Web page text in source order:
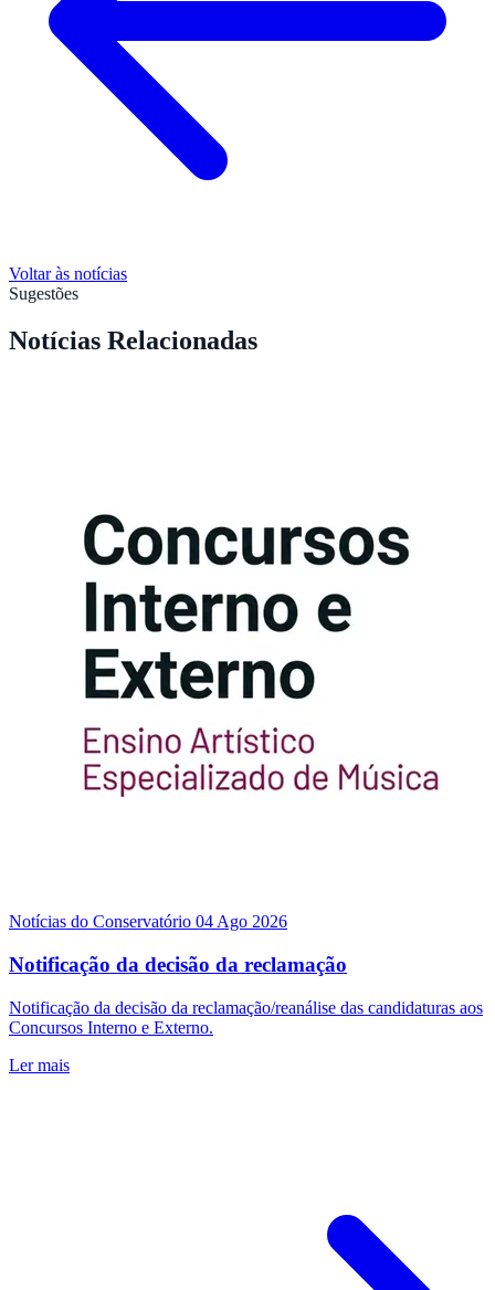
Voltar às notícias
Sugestões
Notícias Relacionadas
Notícias do Conservatório 04 Ago 2026
Notificação da decisão da reclamação
Notificação da decisão da reclamação/reanálise das candidaturas aos
Concursos Interno e Externo.
Ler mais